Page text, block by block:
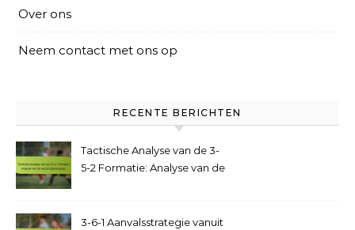
Over ons
Neem contact met ons op
RECENTE BERICHTEN
Tactische Analyse van de 3-
5-2 Formatie: Analyse van de
3-6-1 Aanvalsstrategie vanuit